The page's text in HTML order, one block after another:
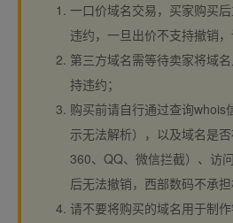
一口价域名交易，买家购买
违约，一旦出价不支持撤销，
第三方域名需等待卖家将域
持违约；
购买前请自行通过查询
示无法解析），以及域名是
360、QQ、微信拦截）、访
后无法撤销，西部数码不承担
请不要将购买的域名用于制